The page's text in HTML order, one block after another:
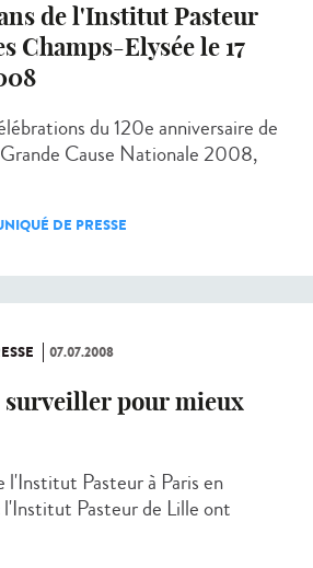
de l'Institut Pasteur
Champs-Elysée le 17
du 120e anniversaire de
Cause Nationale 2008,
DE PRESSE
07.07.2008
surveiller pour mieux
l'Institut Pasteur à Paris en
Pasteur de Lille ont